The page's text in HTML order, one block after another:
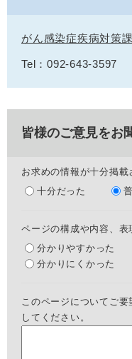
がん感染症疾病対策課
Tel：092-643-3597
皆様のご意見をお
お求めの情報が十分掲載
十分だった
ページの構成や内容、表
分かりやすかった
分かりにくかった
このページについてご
してください。